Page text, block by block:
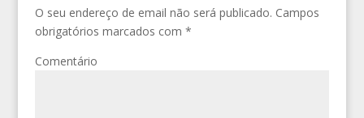
O seu endereço de email não será publicado. Campos
obrigatórios marcados com *
Comentário